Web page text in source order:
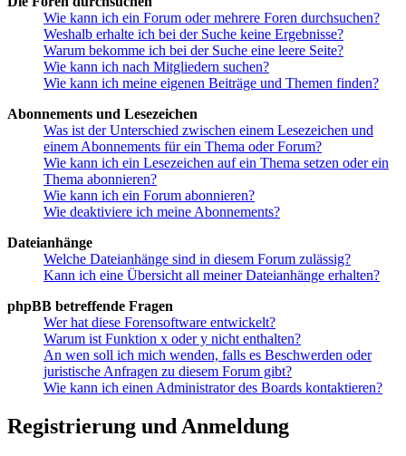
Wie kann ich ein Forum oder mehrere Foren durchsuchen?
Weshalb erhalte ich bei der Suche keine Ergebnisse?
Warum bekomme ich bei der Suche eine leere Seite?
Wie kann ich nach Mitgliedern suchen?
Wie kann ich meine eigenen Beiträge und Themen finden?
Abonnements und Lesezeichen
Was ist der Unterschied zwischen einem Lesezeichen und
einem Abonnements für ein Thema oder Forum?
Wie kann ich ein Lesezeichen auf ein Thema setzen oder ein
Thema abonnieren?
Wie kann ich ein Forum abonnieren?
Wie deaktiviere ich meine Abonnements?
Dateianhänge
Welche Dateianhänge sind in diesem Forum zulässig?
Kann ich eine Übersicht all meiner Dateianhänge erhalten?
phpBB betreffende Fragen
Wer hat diese Forensoftware entwickelt?
Warum ist Funktion x oder y nicht enthalten?
An wen soll ich mich wenden, falls es Beschwerden oder
juristische Anfragen zu diesem Forum gibt?
Wie kann ich einen Administrator des Boards kontaktieren?
Registrierung und Anmeldung